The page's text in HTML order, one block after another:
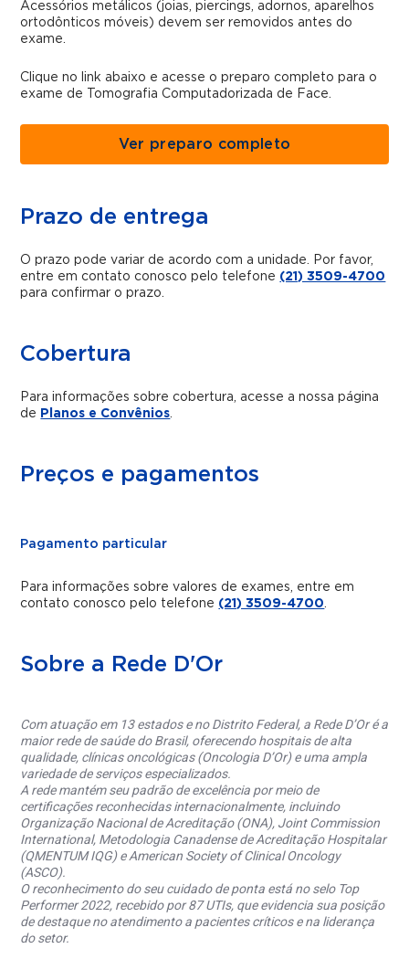
Acessórios metálicos (joias, piercings, adornos, aparelhos
ortodônticos móveis) devem ser removidos antes do
exame.
Clique no link abaixo e acesse o preparo completo para o
exame de Tomografia Computadorizada de Face.
Ver preparo completo
Prazo de entrega
O prazo pode variar de acordo com a unidade. Por favor,
entre em contato conosco pelo telefone (21) 3509-4700
para confirmar o prazo.
Cobertura
Para informações sobre cobertura, acesse a nossa página
de Planos e Convênios.
Preços e pagamentos
Pagamento particular
Para informações sobre valores de exames, entre em
contato conosco pelo telefone (21) 3509-4700.
Sobre a Rede D'Or
Com atuação em 13 estados e no Distrito Federal, a Rede D’Or é a
maior rede de saúde do Brasil, oferecendo hospitais de alta
qualidade, clínicas oncológicas (Oncologia D’Or) e uma ampla
variedade de serviços especializados.
A rede mantém seu padrão de excelência por meio de
certificações reconhecidas internacionalmente, incluindo
Organização Nacional de Acreditação (ONA), Joint Commission
International, Metodologia Canadense de Acreditação Hospitalar
(QMENTUM IQG) e American Society of Clinical Oncology
(ASCO).
O reconhecimento do seu cuidado de ponta está no selo Top
Performer 2022, recebido por 87 UTIs, que evidencia sua posição
de destaque no atendimento a pacientes críticos e na liderança
do setor.